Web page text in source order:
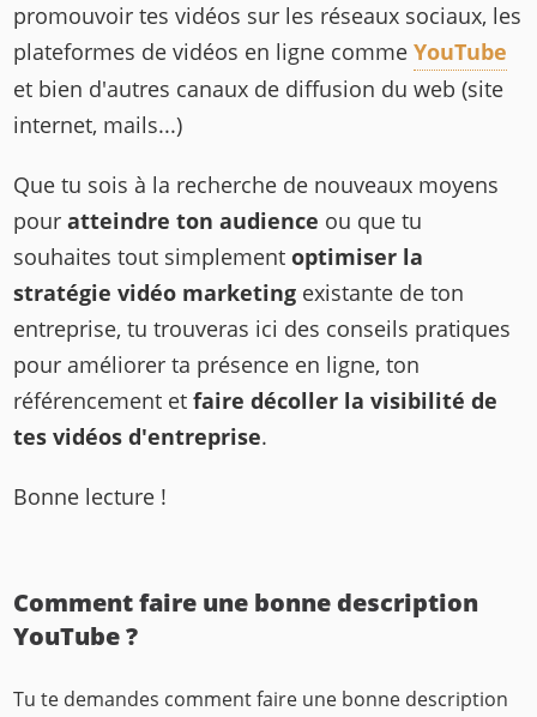
promouvoir tes vidéos sur les réseaux sociaux, les
plateformes de vidéos en ligne commeYouTube
et bien d'autres canaux de diffusion du web (site
internet, mails...)
Que tu sois à la recherche de nouveaux moyens
pouratteindre ton audience ou que tu
souhaites tout simplementoptimiser la
stratégie vidéo marketing existante de ton
entreprise, tu trouveras ici des conseils pratiques
pour améliorer ta présence en ligne, ton
référencement etfaire décoller la visibilité de
tes vidéos d'entreprise.
Bonne lecture !
Comment faire une bonne description
YouTube ?
Tu te demandes comment faire une bonne description